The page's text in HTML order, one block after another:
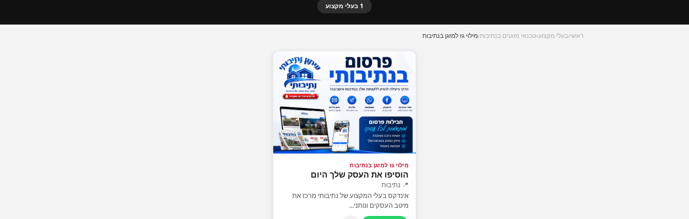
1 בעלי מקצוע
ראשי›בעלי מקצוע›טכנאי מזגנים בנתיבות›מילוי גז למזגן בנתיבות
מילוי גז למזגן בנתיבות
הוסיפו את העסק שלך היום
📍 נתיבות
אינדקס בעלי המקצוע של נתיבותי מרכז את
מיטב העסקים ונותני...